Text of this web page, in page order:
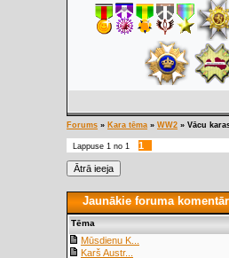
Forums » Kara tēma » WW2 » Vācu
Lappuse 1 no 1
1
Jaunākie foruma
Tēma
Mūsdienu K...
Karš Austr...